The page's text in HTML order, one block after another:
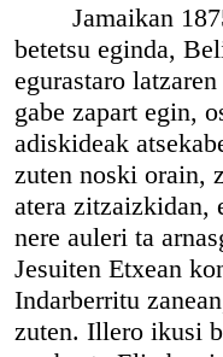
Jamaikan
betetsu eginda,
egurastaro
gabe zapart egin,
adiskideak
zuten noski orain,
atera zitzaizkidan,
nere auleri ta
Jesuiten Etxean
Indarberritu
zuten. Illero ikusi